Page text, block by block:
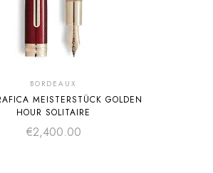
BORDEAUX
MEISTERSTÜCK GOLDEN
HOUR SOLITAIRE
€2,400.00